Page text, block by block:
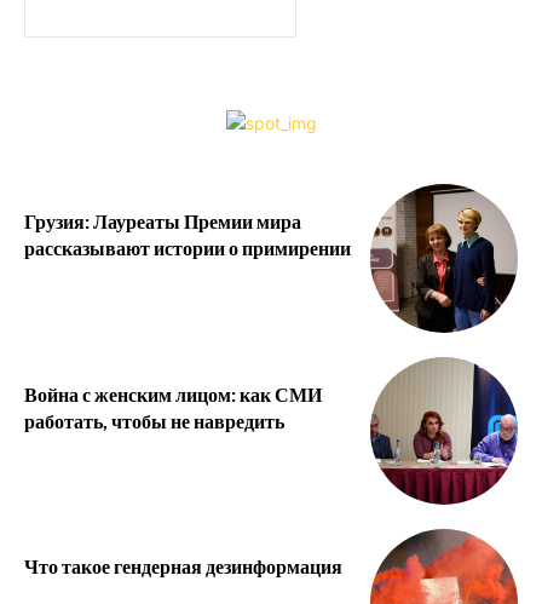
Грузия: Лауреаты Премии мира
рассказывают истории о примирении
Война с женским лицом: как СМИ
работать, чтобы не навредить
Что такое гендерная дезинформация